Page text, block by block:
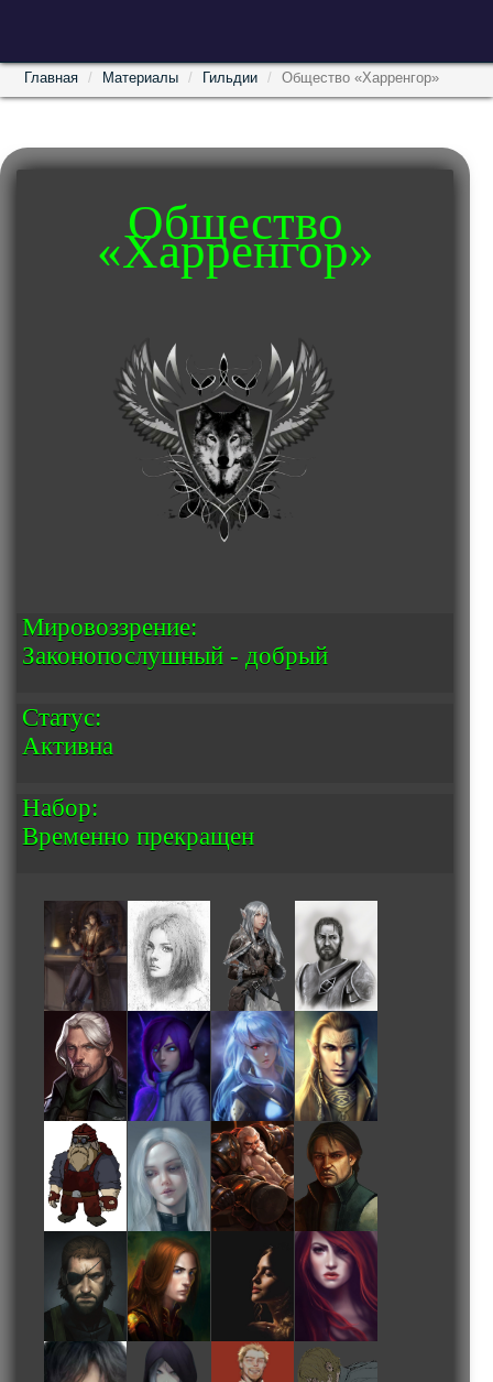
Главная Материалы Гильдии Общество «Харренгор»
Общество
«Харренгор»
Мировоззрение:
Законопослушный - добрый
Статус:
Активна
Набор:
Временно прекращен